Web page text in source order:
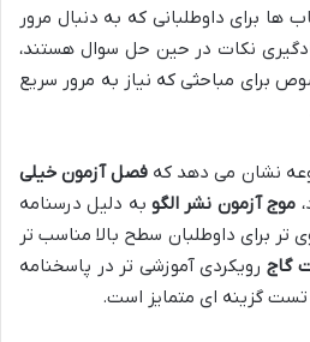
ها برای داوطلبانی که به دنبال مرور
نکات در حین حل سوال هستند،
برای مباحثی که نیاز به مرور سریع
نشان می دهد که فصل آزمون خیلی
موج آزمون نشر الگوبه دلیل درسنامه
برای داوطلبان سطح بالا مناسب تر
گاج رویکردی آموزشی تر در پاسخنامه
تست گزینه ای متمایز است.